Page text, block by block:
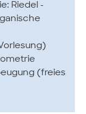
Riedel -
(freies